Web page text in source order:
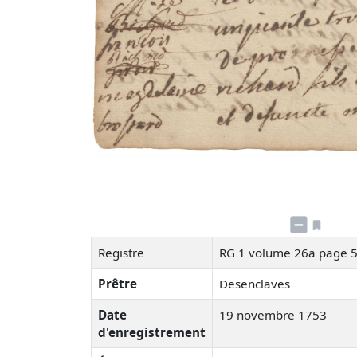
Registre
RG 1 volume 26a page
Prêtre
Desenclaves
Date
d'enregistrement
19 novembre 1753